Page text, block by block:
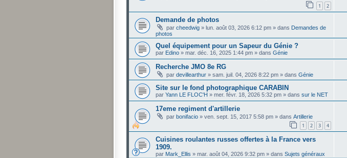
1 2
Demande de photos
par cheedwig » lun. août 03, 2026 6:12 pm » dans Demandes de
photos
Quel équipement pour un Sapeur du Génie ?
par Edino » mar. déc. 16, 2025 1:44 pm » dans Génie
Recherche JMO 8e RG
par devillearthur » sam. juil. 04, 2026 8:22 pm » dans Génie
Site sur le fond photographique CARABIN
par Yann LE FLOC'H » mer. févr. 18, 2026 5:32 pm » dans sur le NET
17eme regiment d'artillerie
par bonifacio » ven. sept. 15, 2017 5:58 pm » dans Artillerie
1 2 3 4
Cuisines roulantes russes offertes à la France vers
1909.
par Mark_Ellis » mar. août 04, 2026 9:32 pm » dans Sujets généraux